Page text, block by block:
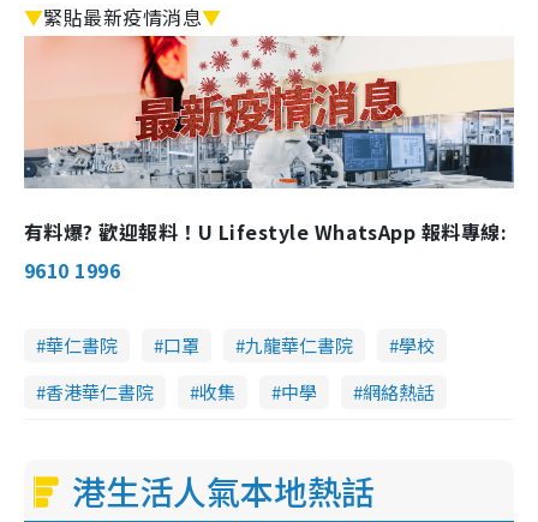
▼緊貼最新疫情消息▼
有料爆? 歡迎報料！U Lifestyle WhatsApp 報料專線:
9610 1996
華仁書院 口罩 九龍華仁書院
學校
香港華仁書院
收集 中學 網絡熱話
港生活人氣本地熱話